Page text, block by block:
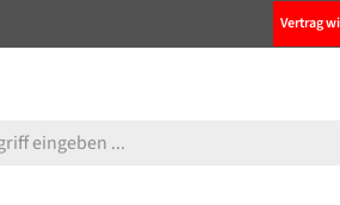
Vertrag